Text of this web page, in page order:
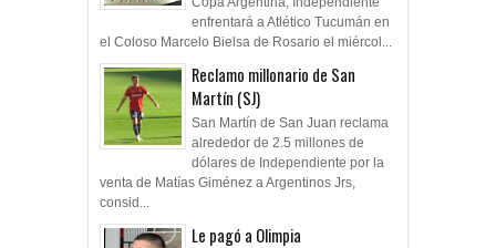
enfrentará a Atlético Tucumán en
el Coloso Marcelo Bielsa de Rosario el miércol...
Reclamo millonario de San
Martín (SJ)
San Martín de San Juan reclama
alrededor de 2.5 millones de
dólares de Independiente por la
venta de Matías Giménez a Argentinos Jrs,
consid...
Le pagó a Olimpia